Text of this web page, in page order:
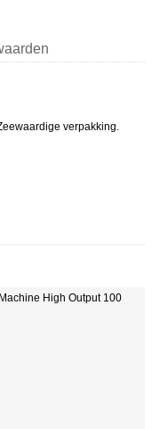
verpakking.
High Output 100